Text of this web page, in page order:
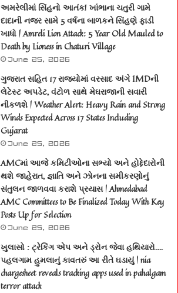
અમરેલીમાં સિંહનો આતંક! ખાંભાના ચતુરી ગામે
દાદાની નજર સામે 5 વર્ષના બાળકને સિંહણે ફાડી
ખાધો | Amreli Lion Attack: 5 Year Old Mauled to
Death by Lioness in Chaturi Village
June 25, 2026
ગુજરાત સહિત 17 રાજ્યોમાં વરસાદ અંગે IMDની
લેટેસ્ટ અપડેટ, વંટોળ સાથે મેઘરાજાની સવારી
નીકળશે | Weather Alert: Heavy Rain and Strong
Winds Expected Across 17 States Including
Gujarat
June 25, 2026
AMCમાં આજે કમિટીઓના સભ્યો અને હોદ્દેદારોની
થશે જાહેરાત, જ્ઞાતિ અને ઝોનના સમીકરણોનું
સંતુલન જાળવવા કરાશે પ્રયાસ | Ahmedabad
AMC Committees to Be Finalized Today With Key
Posts Up for Selection
June 25, 2026
ખુલાસો : ટ્રેકિંગ એપ અને ડ્રોન જેવા હથિયારો….
પહલગામ હુમલાનું કાવતરું આ રીતે ઘડાયું | nia
chargesheet reveals tracking apps used in pahalgam
terror attack